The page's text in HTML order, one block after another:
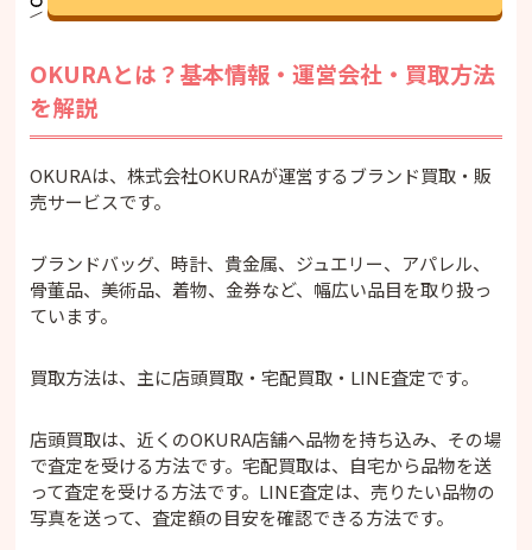
OKURAとは？基本情報・運営会社・買取方法
を解説
OKURAは、株式会社OKURAが運営するブランド買取・販
売サービスです。
ブランドバッグ、時計、貴金属、ジュエリー、アパレル、
骨董品、美術品、着物、金券など、幅広い品目を取り扱っ
ています。
買取方法は、主に店頭買取・宅配買取・LINE査定です。
店頭買取は、近くのOKURA店舗へ品物を持ち込み、その場
で査定を受ける方法です。宅配買取は、自宅から品物を送
って査定を受ける方法です。LINE査定は、売りたい品物の
写真を送って、査定額の目安を確認できる方法です。